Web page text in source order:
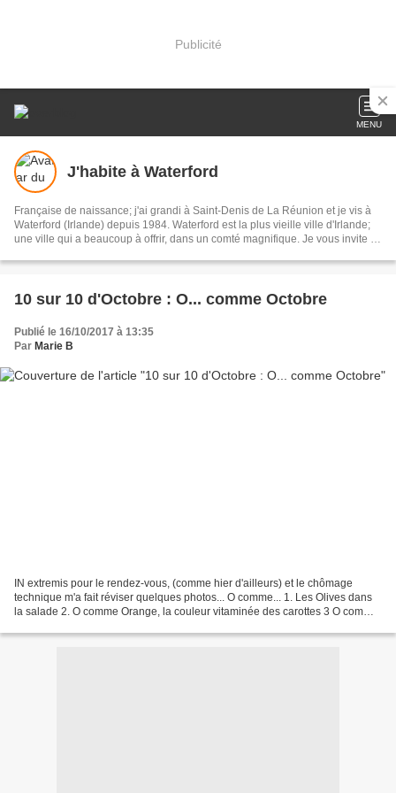
Publicité
MENU
J'habite à Waterford
Française de naissance; j'ai grandi à Saint-Denis de La Réunion et je vis à
Waterford (Irlande) depuis 1984. Waterford est la plus vieille ville d'Irlande;
une ville qui a beaucoup à offrir, dans un comté magnifique. Je vous invite à
10 sur 10 d'Octobre : O... comme Octobre
Publié le 16/10/2017 à 13:35
Par Marie B
IN extremis pour le rendez-vous, (comme hier d'ailleurs) et le chômage
technique m'a fait réviser quelques photos... O comme... 1. Les Olives dans
la salade 2. O comme Orange, la couleur vitaminée des carottes 3 O comme